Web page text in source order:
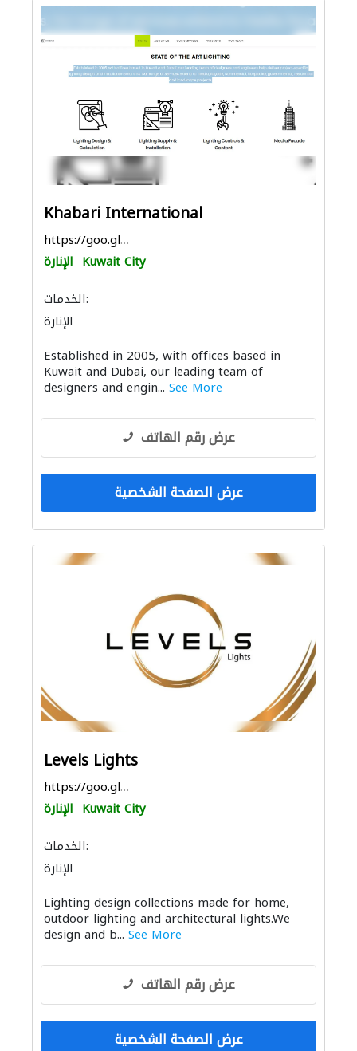
Khabari International
https://goo.gl/maps/P7aCwem6KvXPfYMX8
الإنارة Kuwait City
الخدمات:
الإنارة
Established in 2005, with offices based in
Kuwait and Dubai, our leading team of
designers and engin... See More
عرض رقم الهاتف
عرض الصفحة الشخصية
Levels Lights
https://goo.gl/maps/7wpuMP5tcXrHWpyD6
الإنارة Kuwait City
الخدمات:
الإنارة
Lighting design collections made for home,
outdoor lighting and architectural lights.We
design and b... See More
عرض رقم الهاتف
عرض الصفحة الشخصية